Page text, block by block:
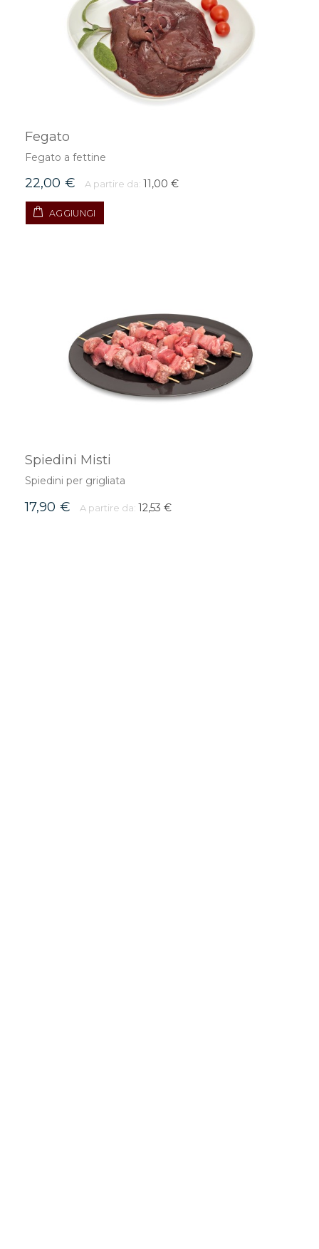
Fegato
Fegato a fettine
22,00 € A partire da: 11,00 €
AGGIUNGI
Spiedini Misti
Spiedini per grigliata
17,90 € A partire da: 12,53 €